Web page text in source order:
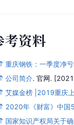
考资料
重庆钢铁：一季度净
公司简介. 官网.
艾媒金榜 |2019重庆
2020年《财富》中国
国家知识产权局关于